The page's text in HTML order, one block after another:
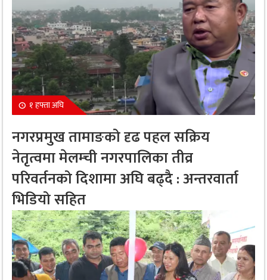
१ हफ्ता अघि
नगरप्रमुख तामाङको दृढ पहल सक्रिय
नेतृत्वमा मेलम्ची नगरपालिका तीव्र
परिवर्तनको दिशामा अघि बढ्दै : अन्तरवार्ता
भिडियो सहित